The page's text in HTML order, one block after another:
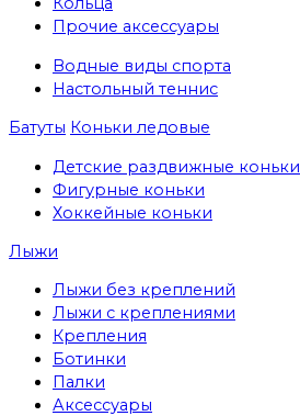
Прочие аксессуары
Водные виды спорта
Настольный теннис
Батуты Коньки ледовые
Детские раздвижные коньки
Фигурные коньки
Хоккейные коньки
Лыжи
Лыжи без креплений
Лыжи с креплениями
Крепления
Ботинки
Палки
Аксессуары